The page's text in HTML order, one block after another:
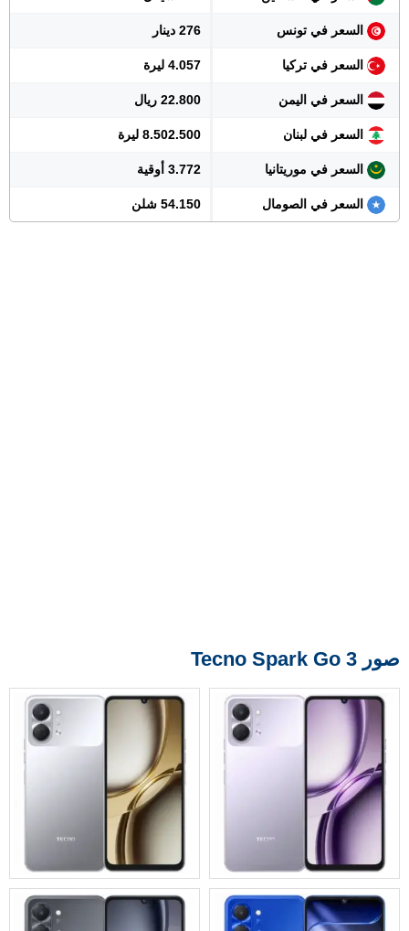
السعر في تونس 276 دينار
السعر في تركيا 4.057 ليرة
السعر في اليمن 22.800 ريال
السعر في لبنان 8.502.500 ليرة
السعر في موريتانيا 3.772 أوقية
السعر في الصومال 54.150 شلن
صور Tecno Spark Go 3